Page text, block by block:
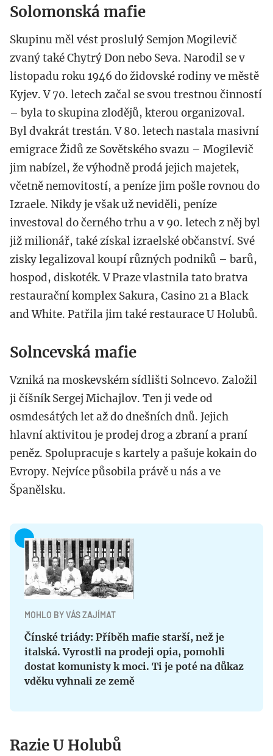
Solomonská mafie
Skupinu měl vést proslulý Semjon Mogilevič
zvaný také Chytrý Don nebo Seva. Narodil se v
listopadu roku 1946 do židovské rodiny ve městě
Kyjev. V 70. letech začal se svou trestnou činností
– byla to skupina zlodějů, kterou organizoval.
Byl dvakrát trestán. V 80. letech nastala masivní
emigrace Židů ze Sovětského svazu – Mogilevič
jim nabízel, že výhodně prodá jejich majetek,
včetně nemovitostí, a peníze jim pošle rovnou do
Izraele. Nikdy je však už neviděli, peníze
investoval do černého trhu a v 90. letech z něj byl
již milionář, také získal izraelské občanství. Své
zisky legalizoval koupí různých podniků – barů,
hospod, diskoték. V Praze vlastnila tato bratva
restaurační komplex Sakura, Casino 21 a Black
and White. Patřila jim také restaurace U Holubů.
Solncevská mafie
Vzniká na moskevském sídlišti Solncevo. Založil
ji číšník Sergej Michajlov. Ten ji vede od
osmdesátých let až do dnešních dnů. Jejich
hlavní aktivitou je prodej drog a zbraní a praní
peněz. Spolupracuje s kartely a pašuje kokain do
Evropy. Nejvíce působila právě u nás a ve
Španělsku.
MOHLO BY VÁS ZAJÍMAT
Čínské triády: Příběh mafie starší, než je
italská. Vyrostli na prodeji opia, pomohli
dostat komunisty k moci. Ti je poté na důkaz
vděku vyhnali ze země
Razie U Holubů